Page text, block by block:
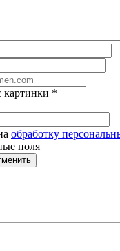
картинки *
обработку
поля